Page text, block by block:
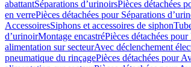
abattantSéparations d’urinoirsPièces détachées
en verrePièces détachées pour Séparations
AccessoiresSiphons et accessoires de siphon
dʼurinoirMontage encastréPièces détachées
alimentation sur secteurAvec déclenchement
pneumatique du rinçagePièces détachées pour